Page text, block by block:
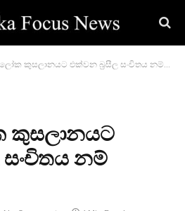
කුසලානයට එක්වන බ්‍රසීල සංචිතය නම් කෙරේ
කුසලානයට
නම්